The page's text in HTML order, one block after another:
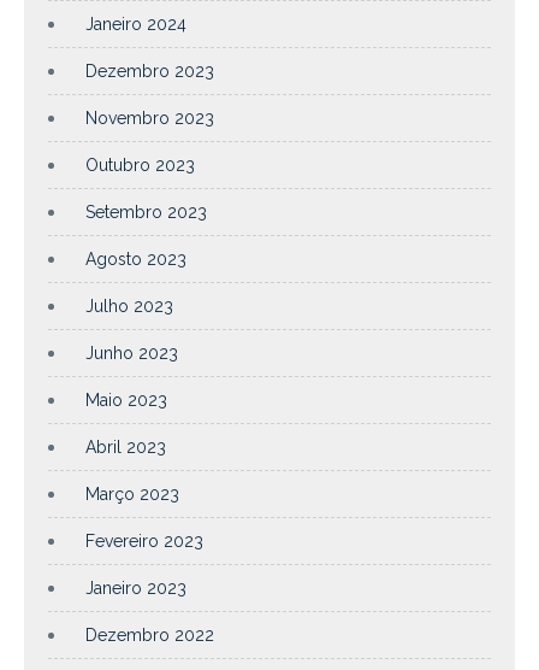
Janeiro 2024
Dezembro 2023
Novembro 2023
Outubro 2023
Setembro 2023
Agosto 2023
Julho 2023
Junho 2023
Maio 2023
Abril 2023
Março 2023
Fevereiro 2023
Janeiro 2023
Dezembro 2022